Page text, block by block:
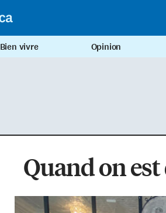
Bien vivre Opinion
Quand on